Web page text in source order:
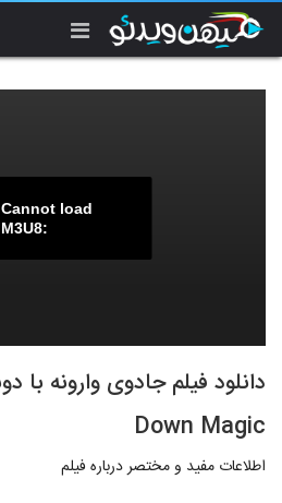
Cannot load
M3U8:
Down Magic
اطلاعات مفید و مختصر درباره فیلم